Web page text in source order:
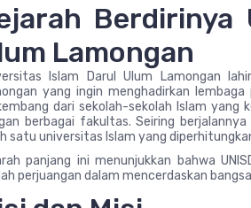
Berdirinya
Lamongan
Islam Darul Ulum Lamongan
yang ingin menghadirkan
dari sekolah-sekolah Islam yang
berbagai fakultas. Seiring
satu universitas Islam yang
panjang ini menunjukkan bahwa
perjuangan dalam mencerdaskan